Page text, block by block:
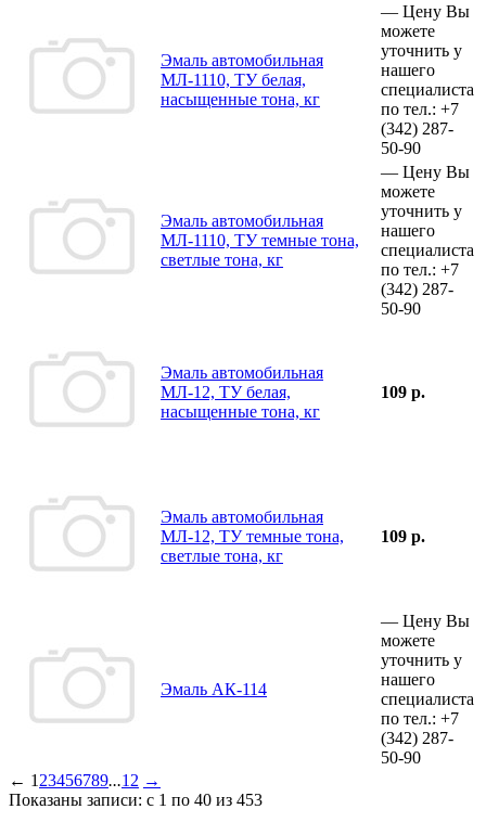
Эмаль автомобильная
МЛ-1110, ТУ белая,
насыщенные тона, кг
— Цену Вы
можете
уточнить у
нашего
специалиста
по тел.: +7
(342) 287-
50-90
Эмаль автомобильная
МЛ-1110, ТУ темные тона,
светлые тона, кг
— Цену Вы
можете
уточнить у
нашего
специалиста
по тел.: +7
(342) 287-
50-90
Эмаль автомобильная
МЛ-12, ТУ белая,
насыщенные тона, кг
109 р.
Эмаль автомобильная
МЛ-12, ТУ темные тона,
светлые тона, кг
109 р.
Эмаль АК-114
— Цену Вы
можете
уточнить у
нашего
специалиста
по тел.: +7
(342) 287-
50-90
← 1 23456789...12 →
Показаны записи: с 1 по 40 из 453